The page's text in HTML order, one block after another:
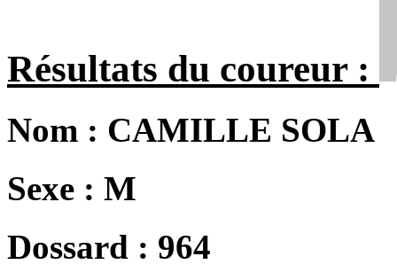
Résultats du coureur :
Nom : CAMILLE SOLA
Sexe : M
Dossard : 964